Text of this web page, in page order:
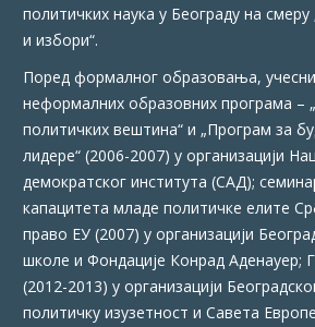
политичких наука у Београду на смеру
и избори“.
Поред формалног образовања,
неформалних образовних програма –
политичких вештина“ и „Програм за
лидере“ (2006-2007) у организацији
демократског института (САД);
капацитета младе политичке елите
право ЕУ (2007) у организацији
школе и Фондације Конрад Аденауер;
(2012-2013) у организацији
политичку изузетност и Савета